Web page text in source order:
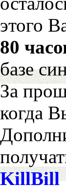
этого
80
базе
За
когда